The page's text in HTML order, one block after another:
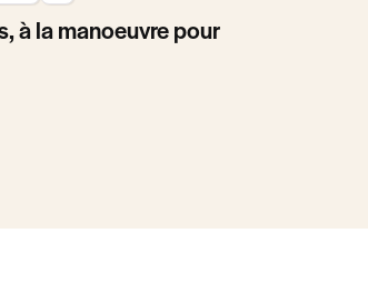
à la manoeuvre pour